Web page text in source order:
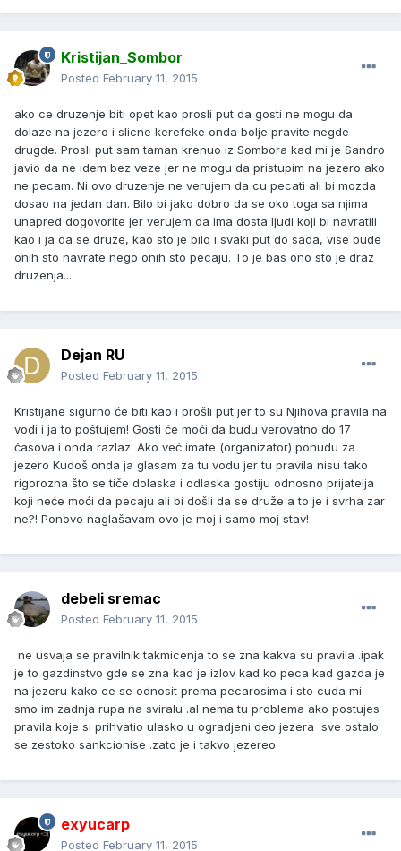
Kristijan_Sombor
Posted February 11, 2015
ako ce druzenje biti opet kao prosli put da gosti ne mogu da
dolaze na jezero i slicne kerefeke onda bolje pravite negde
drugde. Prosli put sam taman krenuo iz Sombora kad mi je Sandro
javio da ne idem bez veze jer ne mogu da pristupim na jezero ako
ne pecam. Ni ovo druzenje ne verujem da cu pecati ali bi mozda
dosao na jedan dan. Bilo bi jako dobro da se oko toga sa njima
unapred dogovorite jer verujem da ima dosta ljudi koji bi navratili
kao i ja da se druze, kao sto je bilo i svaki put do sada, vise bude
onih sto navrate nego onih sto pecaju. To je bas ono sto je draz
druzenja...
Dejan RU
Posted February 11, 2015
Kristijane sigurno će biti kao i prošli put jer to su Njihova pravila na
vodi i ja to poštujem! Gosti će moći da budu verovatno do 17
časova i onda razlaz. Ako već imate (organizator) ponudu za
jezero Kudoš onda ja glasam za tu vodu jer tu pravila nisu tako
rigorozna što se tiče dolaska i odlaska gostiju odnosno prijatelja
koji neće moći da pecaju ali bi došli da se druže a to je i svrha zar
ne?! Ponovo naglašavam ovo je moj i samo moj stav!
debeli sremac
Posted February 11, 2015
ne usvaja se pravilnik takmicenja to se zna kakva su pravila .ipak
je to gazdinstvo gde se zna kad je izlov kad ko peca kad gazda je
na jezeru kako ce se odnosit prema pecarosima i sto cuda mi
smo im zadnja rupa na sviralu .al nema tu problema ako postujes
pravila koje si prihvatio ulasko u ogradjeni deo jezera sve ostalo
se zestoko sankcionise .zato je i takvo jezereo
exyucarp
Posted February 11, 2015